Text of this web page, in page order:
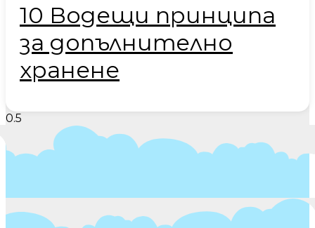
10 Водещи принципа
за допълнително
хранене